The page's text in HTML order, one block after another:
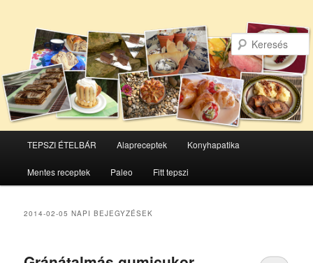
Tovább
az
Tovább
a
TEPSZI ÉTELBÁR Alapreceptek Konyhapatika
Mentes receptek Paleo Fitt tepszi
2014-02-05 NAPI BEJEGYZÉSEK